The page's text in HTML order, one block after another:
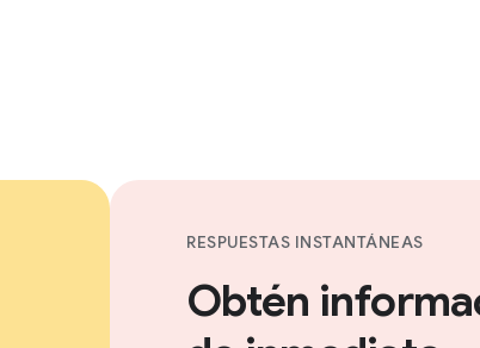
RESPUESTAS INSTANTÁNEAS
Obtén